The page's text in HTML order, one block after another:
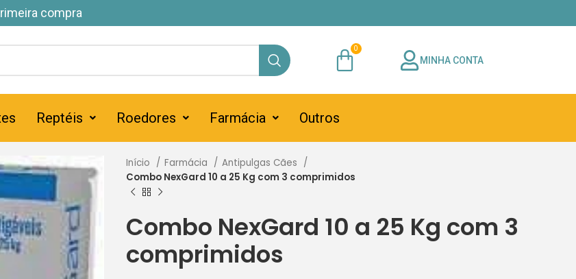
compra
MINHA CONTA
Reptéis Roedores Farmácia Outros
Início Farmácia
Antipulgas Cães
Combo NexGard 10 a 25 Kg com 3 comprimidos
Combo NexGard 10 a 25 Kg com 3
comprimidos